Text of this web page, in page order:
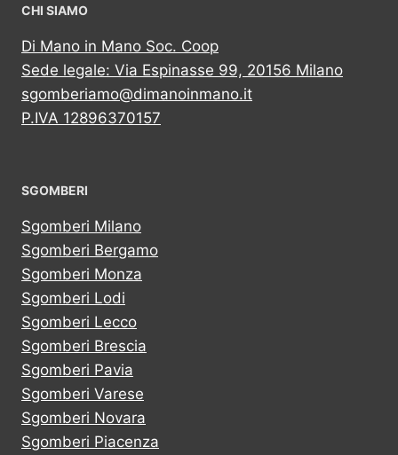
CHI SIAMO
Di Mano in Mano Soc. Coop
Sede legale: Via Espinasse 99, 20156 Milano
sgomberiamo@dimanoinmano.it
P.IVA 12896370157
SGOMBERI
Sgomberi Milano
Sgomberi Bergamo
Sgomberi Monza
Sgomberi Lodi
Sgomberi Lecco
Sgomberi Brescia
Sgomberi Pavia
Sgomberi Varese
Sgomberi Novara
Sgomberi Piacenza